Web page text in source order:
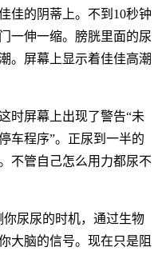
佳的阴蒂上。不到10秒钟
一伸一缩。膀胱里面的尿
。屏幕上显示着佳佳高潮
时屏幕上出现了警告“未
车程序”。正尿到一半的
不管自己怎么用力都尿不
尿尿的时机，通过生物
大脑的信号。现在只是阻